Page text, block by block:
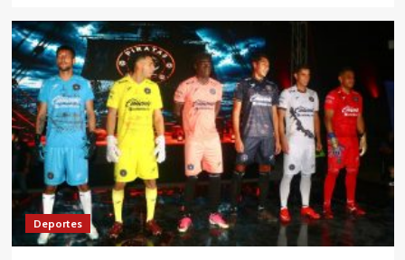
Deportes